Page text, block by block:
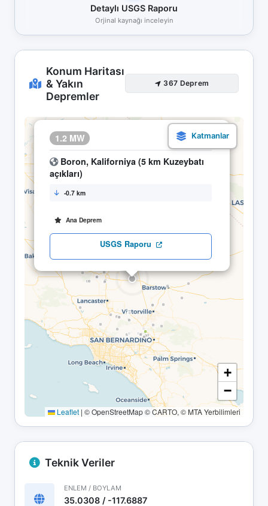
Detaylı USGS Raporu
Orjinal kaynağı inceleyin
Konum Haritası
& Yakın
Depremler
367 Deprem
1.2 MW 11.05 03:06
Boron, Kaliforniya (5 km Kuzeybatı
açıkları)
-0.7 km
Ana Deprem
USGS Raporu
×
+
−
Leaflet | © OpenStreetMap © CARTO, © MTA Yerbilimleri
Teknik Veriler
ENLEM / BOYLAM
35.0308 / -117.6887